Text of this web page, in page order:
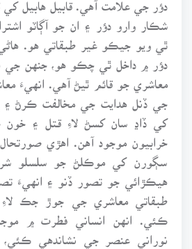
شڪار وارو دؤر ۽ ان جو آڳاٽو
ٿي ويو جيڪو غير طبقاتي هو. هاڻي
دؤر ۾ داخل ٿي چڪو هو، جنهن جي
معاشري جو قائم ٿيڻ آهي. انهيءَ
جي ڏنل هدايت جي مخالفت ڪرڻ ۽
کي ڏاڍ سان کسڻ لاءِ قتل ۽ خون
خرابيون موجود آهن. اهڙي
سڳورن کي موڪلڻ جو سلسلو
هيڪڙائي جو تصور ڏنو ۽ انهيءَ
طبقاتي معاشري جي جوڙ جڪ لاءِ
ڪئي. انهن انساني فطرت ۾
نوراني عنصر جي نشاندهي